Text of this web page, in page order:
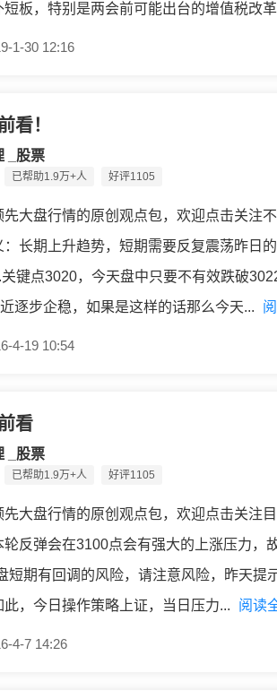
短板，特别是两会前可能出台的增值税改
1-30 12:16
看！
_股票
已帮助1.9万+人 好评1105
先大盘行情的原创观点包，欢迎点击关注
：长期上升趋势，短期需要反复震荡昨日
键点3020，今天盘中只要不有效跌破
逐步企稳，如果是这样的话那么今天...
4-19 10:54
看
_股票
已帮助1.9万+人 好评1105
先大盘行情的原创观点包，欢迎点击关注
轮反弹会在3100点会有强大的上涨压力，
短期有回调的风险，请注意风险，昨天
此，今日操作策略上证，当日压力...
阅读
4-7 14:26